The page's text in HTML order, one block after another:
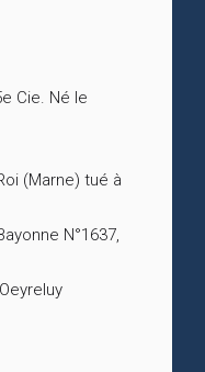
Cie. Né le
(Marne) tué à
N°1637,